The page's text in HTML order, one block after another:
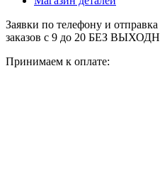
Заявки по телефону и отправка
заказов с 9 до 20 БЕЗ
Принимаем к оплате: